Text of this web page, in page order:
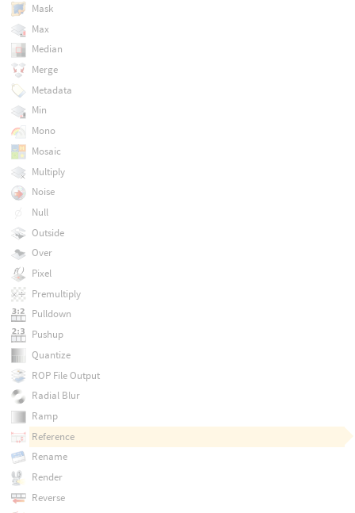
Mask
Max
Median
Merge
Metadata
Min
Mono
Mosaic
Multiply
Noise
Null
Outside
Over
Pixel
Premultiply
Pulldown
Pushup
Quantize
ROP File Output
Radial Blur
Ramp
Reference
Rename
Render
Reverse